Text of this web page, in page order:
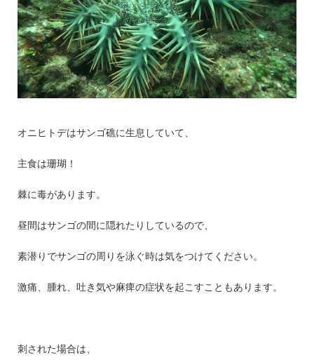
オニヒトデはサンゴ礁に生息していて、
主食は珊瑚！
棘に毒があります。
昼間はサンゴの間に隠れたりしているので、
素潜りでサンゴの周りを泳ぐ時は気をつけてください。
激痛、腫れ、吐き気や麻痺の症状を起こすこともあります。
刺された場合は、